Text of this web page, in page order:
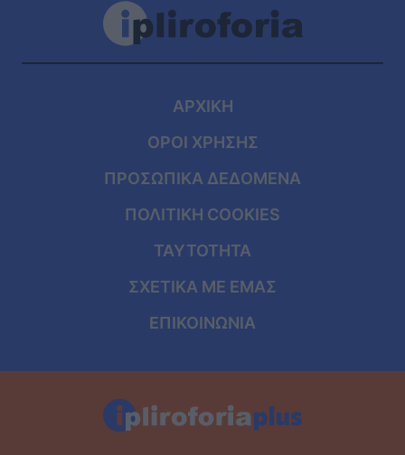
ΑΡΧΙΚΗ
ΟΡΟΙ ΧΡΗΣΗΣ
ΠΡΟΣΩΠΙΚΑ ΔΕΔΟΜΕΝΑ
ΠΟΛΙΤΙΚΗ COOKIES
ΤΑΥΤΟΤΗΤΑ
ΣΧΕΤΙΚΑ ΜΕ ΕΜΑΣ
ΕΠΙΚΟΙΝΩΝΙΑ